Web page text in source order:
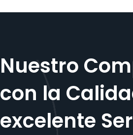
Nuestro
con la
excelente